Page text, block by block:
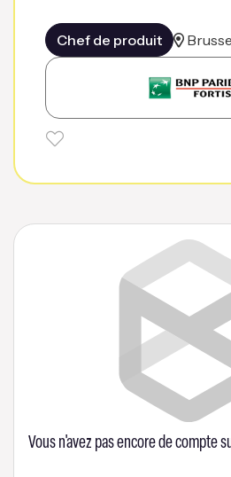
Chef de produit
Vous n'avez pas encore de compte